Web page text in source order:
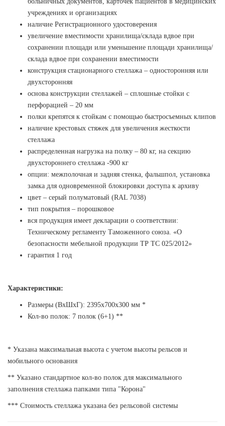
учреждениях и организациях
наличие Регистрационного удостоверения
увеличение вместимости хранилища/склада вдвое при
сохранении площади или уменьшение площади хранилища/
склада вдвое при сохранении вместимости
конструкция стационарного стеллажа – односторонняя или
двухсторонняя
основа конструкции стеллажей – сплошные стойки с
перфорацией – 20 мм
полки крепятся к стойкам с помощью быстросъемных клипов
наличие крестовых стяжек для увеличения жесткости
стеллажа
распределенная нагрузка на полку – 80 кг, на секцию
двухстороннего стеллажа -900 кг
опции: межполочная и задняя стенка, фальшпол, установка
замка для одновременной блокировки доступа к архиву
цвет – серый полуматовый (RAL 7038)
тип покрытия – порошковое
вся продукция имеет декларации о соответствии:
Техническому регламенту Таможенного союза. «О
безопасности мебельной продукции ТР ТС 025/2012»
гарантия 1 год
Характеристики:
Размеры (ВхШхГ): 2395х700х300 мм *
Кол-во полок: 7 полок (6+1) **
* Указана максимальная высота с учетом высоты рельсов и
мобильного основания
** Указано стандартное кол-во полок для максимального
заполнения стеллажа папками типа "Корона"
*** Стоимость стеллажа указана без рельсовой системы